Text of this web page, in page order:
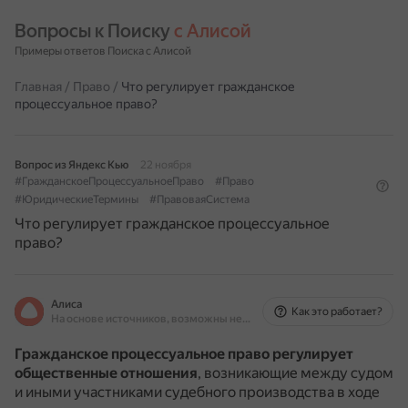
Вопросы к Поиску с Алисой
Примеры ответов Поиска с Алисой
Главная / Право / Что регулирует гражданское
процессуальное право?
Вопрос из Яндекс Кью
22 ноября
#ГражданскоеПроцессуальноеПраво
#Право
#ЮридическиеТермины
#ПравоваяСистема
Что регулирует гражданское процессуальное
право?
Алиса
На основе источников, возможны неточности
Как это работает?
Гражданское процессуальное право регулирует
общественные отношения, возникающие между судом
и иными участниками судебного производства в ходе